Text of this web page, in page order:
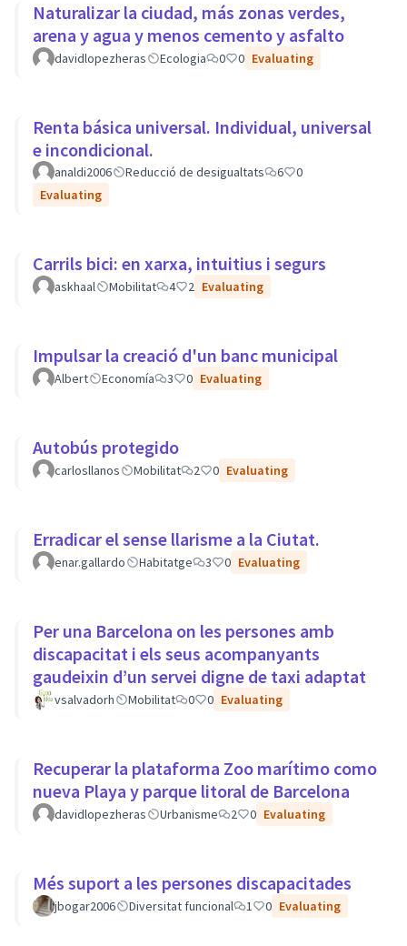
Naturalizar la ciudad, más zonas verdes,
arena y agua y menos cemento y asfalto
davidlopezheras Ecologia 0 0 Evaluating
Renta básica universal. Individual, universal
e incondicional.
analdi2006 Reducció de desigualtats 6
0
Evaluating
Carrils bici: en xarxa, intuitius i segurs
askhaal Mobilitat 4 2 Evaluating
Impulsar la creació d'un banc municipal
Albert Economía 3 0 Evaluating
Autobús protegido
carlosllanos Mobilitat 2 0 Evaluating
Erradicar el sense llarisme a la Ciutat.
enar.gallardo Habitatge 3 0 Evaluating
Per una Barcelona on les persones amb
discapacitat i els seus acompanyants
gaudeixin d’un servei digne de taxi adaptat
vsalvadorh Mobilitat 0 0 Evaluating
Recuperar la plataforma Zoo marítimo como
nueva Playa y parque litoral de Barcelona
davidlopezheras Urbanisme 2 0 Evaluating
Més suport a les persones discapacitades
jbogar2006 Diversitat funcional 1 0 Evaluating